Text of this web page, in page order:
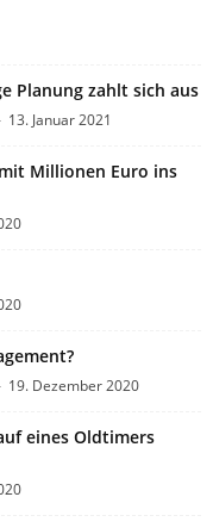
Planung zahlt sich aus
13. Januar 2021
Millionen Euro ins
19. Dezember 2020
eines Oldtimers